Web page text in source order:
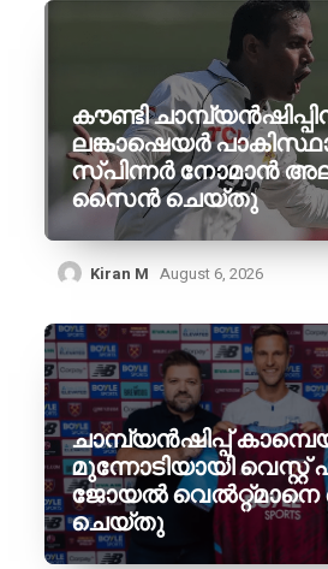
കൗണ്ടി
ലങ്കാഷെയർ
സ്പിന്നർ നോമാൻ
സൈൻ ചെയ്തു
Kiran M August 6, 2026
ചാമ്പ്യൻഷിപ്പ്
മുന്നോടിയായി വെസ്റ്റ്
ജോയൽ
ചെയ്തു